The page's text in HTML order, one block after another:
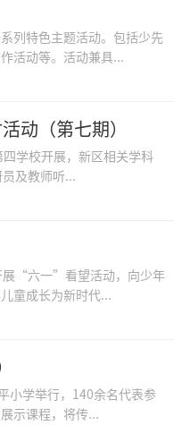
列特色主题活动。包括少先
活动等。活动兼具...
动（第七期）
学校开展，新区相关学科
及教师听...
展“六一”看望活动，向少年
童成长为新时代...
学举行，140余名代表参
示课程，将传...